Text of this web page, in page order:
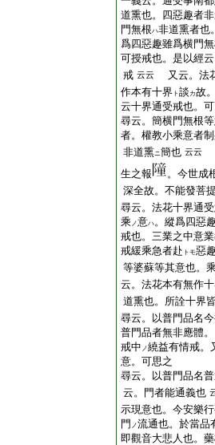
道熏也。四惡趣者
門無根ハ非道熏者也
爲四惡趣雖爲横門
可授戒也。是以經
戒 云云
又云。法
作本有十界 ト 談 カ故
云十界通受戒也。
尋云。簡横門無根
者。權教小乘意者
非道熏ニ簡也 云云
生之報
。今世成
深全故。不能發菩
尋云。法花十界通
乘 ノ意ハ。縱爲四惡
戒也。三業之中意
戒緩乘急者赴 トモ惡
等婆蘇等其意也。
云。法花本有無作
道熏也。所詮十界
尋云。以普門品名
普門品者無非應體
戒中 ノ繞益有情戒。
意。可思之
尋云。以普門品名
云。門者能通義也
示現意也。今安樂
門 ノ流通也。於當品
即觀音大悲人也。